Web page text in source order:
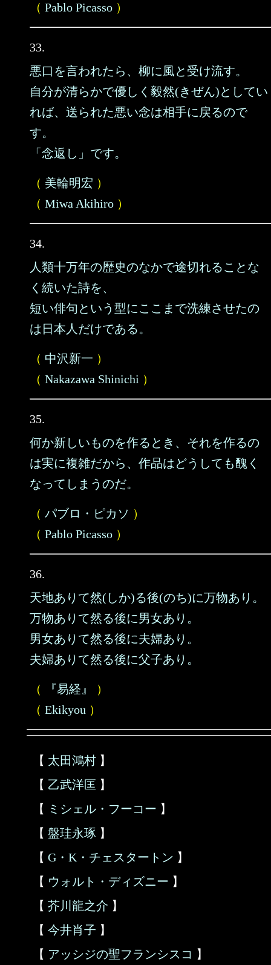
（ Pablo Picasso ）
33.
悪口を言われたら、柳に風と受け流す。
自分が清らかで優しく毅然(きぜん)としてい
れば、送られた悪い念は相手に戻るので
す。
「念返し」です。
（ 美輪明宏 ）
（ Miwa Akihiro ）
34.
人類十万年の歴史のなかで途切れることな
く続いた詩を、
短い俳句という型にここまで洗練させたの
は日本人だけである。
（ 中沢新一 ）
（ Nakazawa Shinichi ）
35.
何か新しいものを作るとき、それを作るの
は実に複雑だから、作品はどうしても醜く
なってしまうのだ。
（ パブロ・ピカソ ）
（ Pablo Picasso ）
36.
天地ありて然(しか)る後(のち)に万物あり。
万物ありて然る後に男女あり。
男女ありて然る後に夫婦あり。
夫婦ありて然る後に父子あり。
（ 『易経』
）
（ Ekikyou ）
【 太田鴻村 】
【 乙武洋匡 】
【 ミシェル・フーコー 】
【 盤珪永琢 】
【 G・K・チェスタートン 】
【 ウォルト・ディズニー 】
【 芥川龍之介 】
【 今井肖子 】
【 アッシジの聖フランシスコ 】